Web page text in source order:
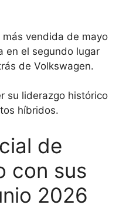
vendida de mayo
en el segundo lugar
de Volkswagen.
su liderazgo histórico
híbridos.
de
con sus
2026